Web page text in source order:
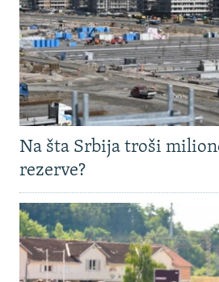
Na šta Srbija troši
rezerve?